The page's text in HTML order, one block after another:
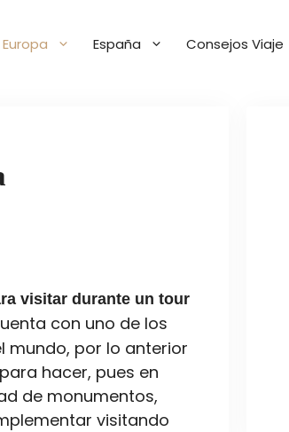
Europa España Consejos Viaje
visitar durante un tour
con uno de los
mundo, por lo anterior
hacer, pues en
de monumentos,
visitando